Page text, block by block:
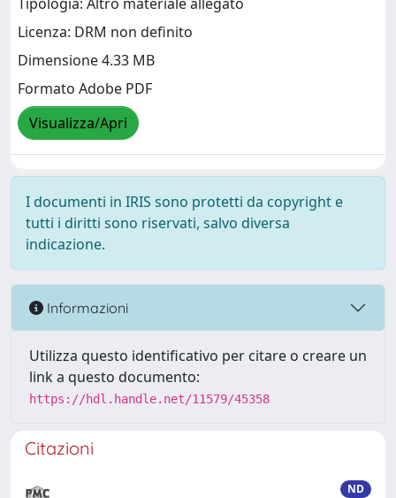
Licenza: DRM non definito
Dimensione 4.33 MB
Formato Adobe PDF
Visualizza/Apri
I documenti in IRIS sono protetti da copyright e
tutti i diritti sono riservati, salvo diversa
indicazione.
Informazioni
Utilizza questo identificativo per citare o creare un
link a questo documento:
https://hdl.handle.net/11579/45358
Citazioni
ND